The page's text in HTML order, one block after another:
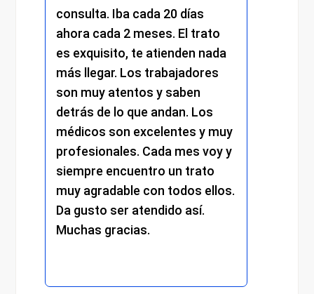
consulta. Iba cada 20 días
ahora cada 2 meses. El trato
es exquisito, te atienden nada
más llegar. Los trabajadores
son muy atentos y saben
detrás de lo que andan. Los
médicos son excelentes y muy
profesionales. Cada mes voy y
siempre encuentro un trato
muy agradable con todos ellos.
Da gusto ser atendido así.
Muchas gracias.